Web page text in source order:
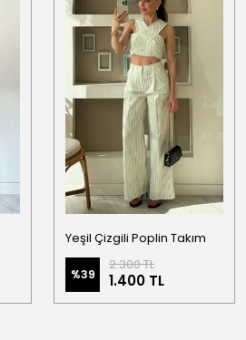
Yeşil Çizgili Poplin Takım
%39
2.300 TL
1.400 TL